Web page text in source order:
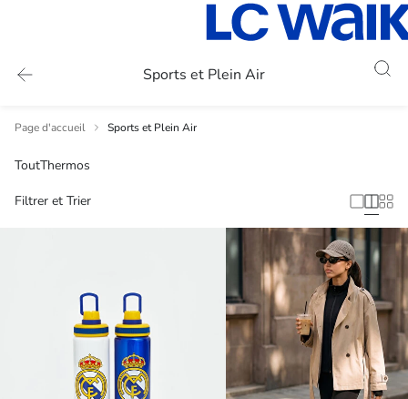
Sports et Plein Air
Page d'accueil Sports et Plein Air
ToutThermos
Filtrer et Trier